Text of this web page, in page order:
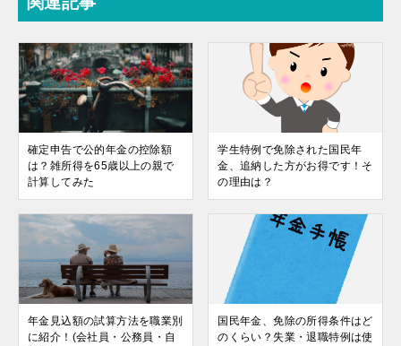
確定申告で公的年金の控除額
は？雑所得を65歳以上の親で
計算してみた
学生特例で免除された国民年
金、追納した方がお得です！そ
の理由は？
年金見込額の試算方法を職業別
に紹介！(会社員・公務員・自
国民年金、免除の所得条件はど
のくらい？失業・退職特例は使